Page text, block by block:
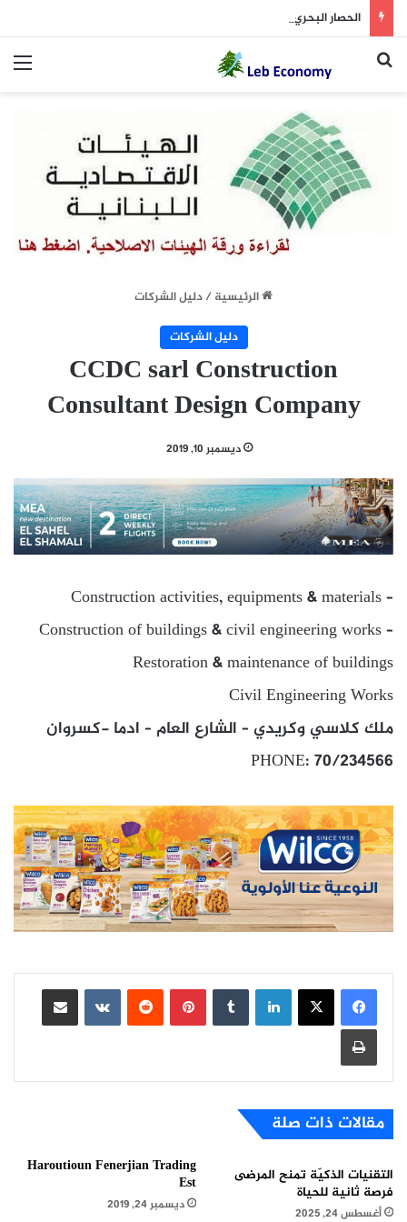
الحصار البحري مقابل هرمز… شروط متبادلة بين واشنطن وطهران
بحث عن
الرئيسية/دليل الشركات
دليل الشركات
CCDC sarl Construction
Consultant Design Company
ديسمبر 10, 2019
Construction activities, equipments & materials –
Construction of buildings & civil engineering works –
Restoration & maintenance of buildings
Civil Engineering Works
ملك كلاسي وكريدي – الشارع العام – ادما -كسروان
PHONE: 70/234566
لينكدإن بينتيريست
مشاركة عبر البريد
طباعة
مقالات ذات صلة
التقنيات الذكيّة تمنح المرضى
فرصة ثانية للحياة
أغسطس 24, 2025
Haroutioun Fenerjian Trading
Est
ديسمبر 24, 2019